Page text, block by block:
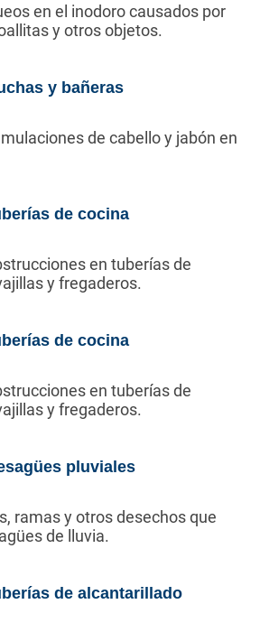
en el inodoro causados por
y otros objetos.
y bañeras
de cabello y jabón en
de cocina
en tuberías de
y fregaderos.
de cocina
en tuberías de
y fregaderos.
pluviales
ramas y otros desechos que
de lluvia.
de alcantarillado